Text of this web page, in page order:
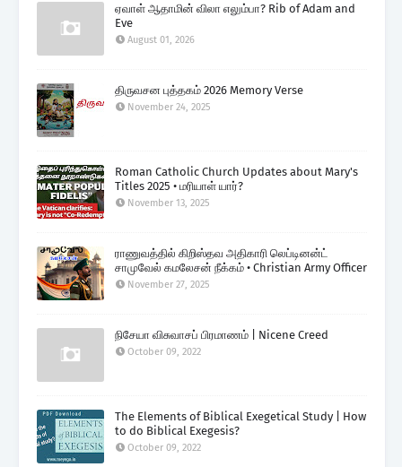
ஏவாள் ஆதாமின் விலா எலும்பா? Rib of Adam and
Eve
August 01, 2026
திருவசன புத்தகம் 2026 Memory Verse
November 24, 2025
Roman Catholic Church Updates about Mary's
Titles 2025 • மரியாள் யார்?
November 13, 2025
ராணுவத்தில் கிறிஸ்தவ அதிகாரி லெப்டினன்ட்
சாமுவேல் கமலேசன் நீக்கம் • Christian Army Officer
November 27, 2025
நிசேயா விசுவாசப் பிரமாணம் | Nicene Creed
October 09, 2022
The Elements of Biblical Exegetical Study | How
to do Biblical Exegesis?
October 09, 2022